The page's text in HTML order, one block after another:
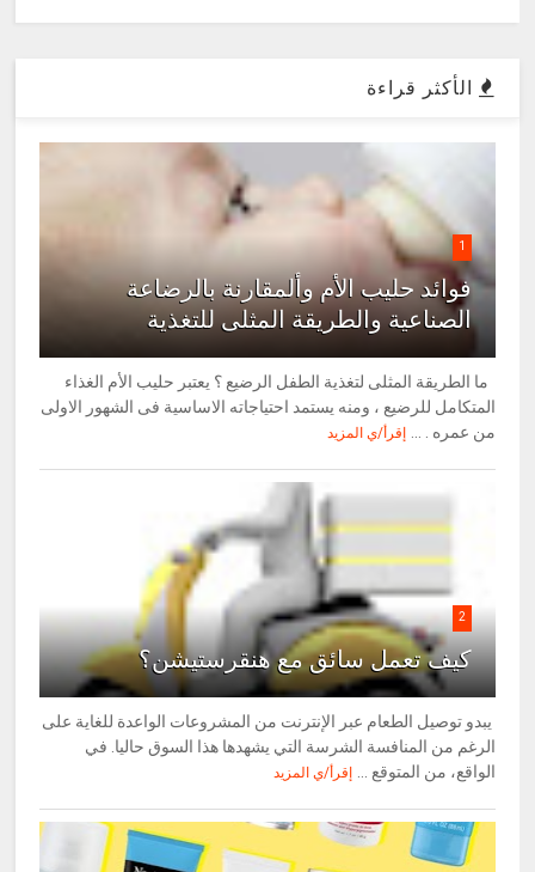
الأكثر قراءة
1
فوائد حليب الأم وألمقارنة بالرضاعة
الصناعية والطريقة المثلى للتغذية
ما الطريقة المثلى لتغذية الطفل الرضيع ؟ يعتبر حليب الأم الغذاء
المتكامل للرضيع ، ومنه يستمد احتياجاته الاساسية فى الشهور الاولى
من عمره . ...
إقرأ/ي المزيد
2
كيف تعمل سائق مع هنقرستيشن؟
يبدو توصيل الطعام عبر الإنترنت من المشروعات الواعدة للغاية على
الرغم من المنافسة الشرسة التي يشهدها هذا السوق حاليا. في
الواقع، من المتوقع ...
إقرأ/ي المزيد